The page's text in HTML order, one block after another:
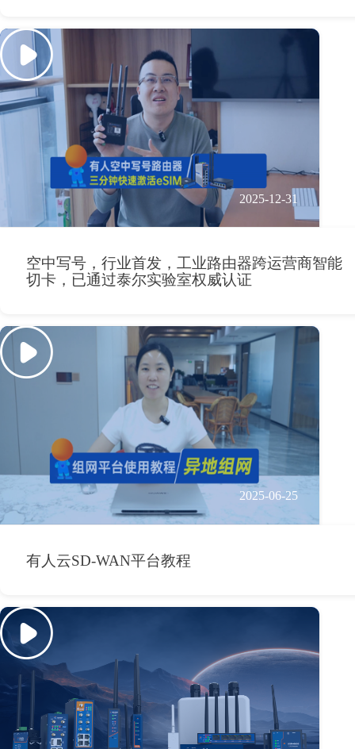
2025-12-31
空中写号，行业首发，工业路由器跨运营商智能
切卡，已通过泰尔实验室权威认证
2025-06-25
有人云SD-WAN平台教程